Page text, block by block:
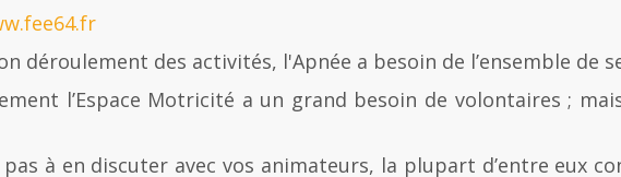
déroulement des activités, l'Apnée a besoin de l’ensemble de
l’Espace Motricité a un grand besoin de volontaires ;
pas à en discuter avec vos animateurs, la plupart d’entre eux